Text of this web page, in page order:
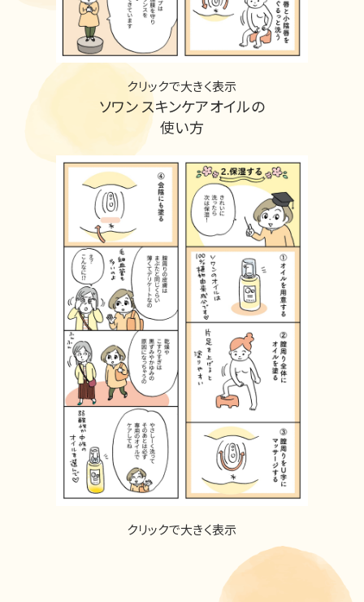
クリックで大きく表示
ソワン スキンケアオイルの
使い方
クリックで大きく表示